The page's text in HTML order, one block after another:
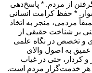
از مردم. * پاسخ‌دهی
* حفظ کرامت انسانی
مردمی، منجر به اتخاذ
بر شناخت حقیقی از
و تخصص در نگاه علمی
عمیق به اصول والای
و کردار، حتی در غیاب
هر خدمت‌گزار مردم است.